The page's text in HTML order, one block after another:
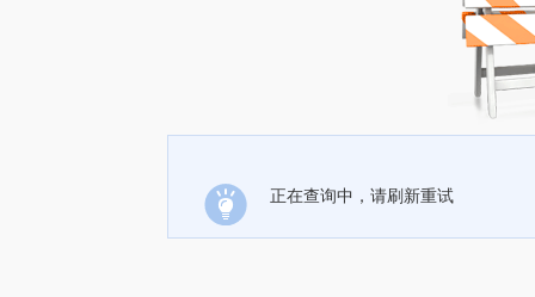
正在查询中，请刷新重试